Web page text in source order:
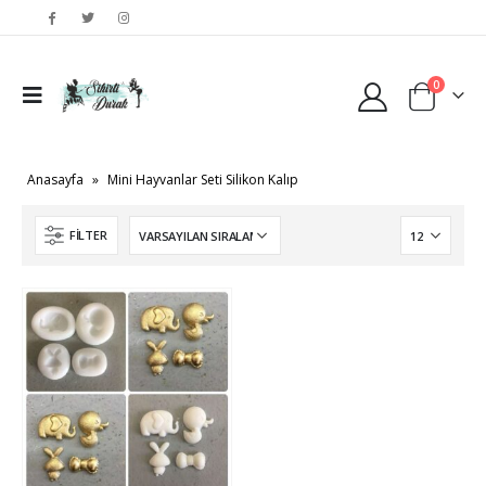
0
Anasayfa » Mini Hayvanlar Seti Silikon Kalıp
FILTER